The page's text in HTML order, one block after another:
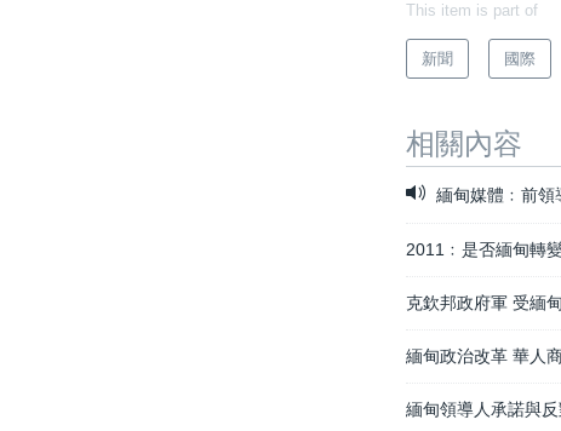
This item is part of
新聞 國際
相關內容
緬甸媒體﹕前領
2011﹕是否緬甸轉
克欽邦政府軍 受緬
緬甸政治改革 華人
緬甸領導人承諾與